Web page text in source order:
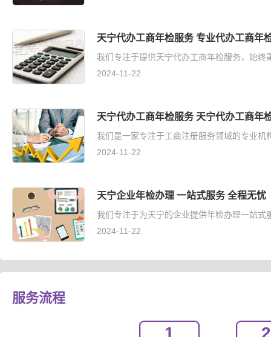
天宁代办工商年检服务 专业代办工商年
我们专注于提供天宁代办工商年检服务，始终
2024-11-22
天宁代办工商年检服务 天宁代办工商年
我们是一家专注于工商注册服务领域的专业
2024-11-22
天宁企业年检办理 一站式服务 全程无忧
我们专注于为天宁的企业提供年检办理一站
2024-11-22
服务流程
1 2